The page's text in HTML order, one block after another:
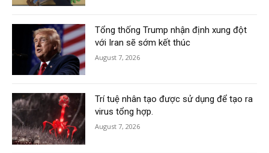
Tổng thống Trump nhận định xung đột
với Iran sẽ sớm kết thúc
August 7, 2026
Trí tuệ nhân tạo được sử dụng để tạo ra
virus tổng hợp.
August 7, 2026